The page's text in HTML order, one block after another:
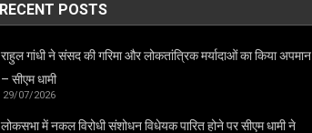
RECENT POSTS
राहुल गांधी ने संसद की गरिमा और लोकतांत्रिक मर्यादाओं का किया अपमान
– सीएम धामी
29/07/2026
लोकसभा में नकल विरोधी संशोधन विधेयक पारित होने पर सीएम धामी ने